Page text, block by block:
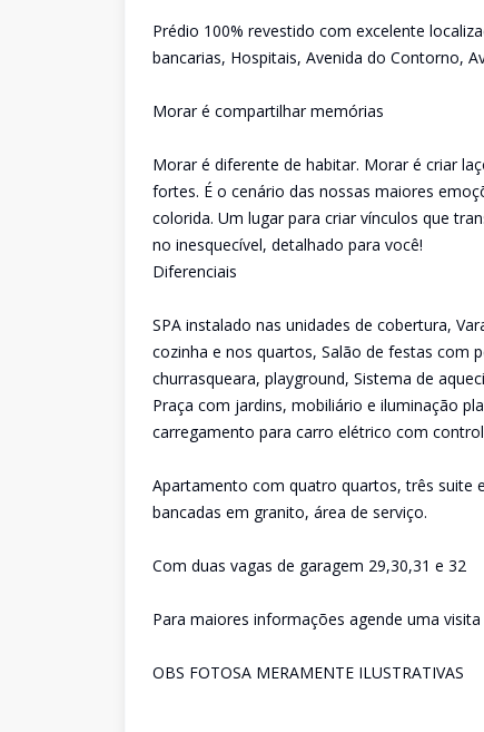
Prédio 100% revestido com excelente
bancarias, Hospitais, Avenida do Contorno,
Morar é compartilhar memórias
Morar é diferente de habitar. Morar é criar
fortes. É o cenário das nossas maiores
colorida. Um lugar para criar vínculos que
no inesquecível, detalhado para você!
Diferenciais
SPA instalado nas unidades de cobertura,
cozinha e nos quartos, Salão de festas com
churrasqueara, playground, Sistema de
Praça com jardins, mobiliário e iluminação
carregamento para carro elétrico com
Apartamento com quatro quartos, três suite
bancadas em granito, área de serviço.
Com duas vagas de garagem 29,30,31 e 32
Para maiores informações agende uma
OBS FOTOSA MERAMENTE ILUSTRATIVAS